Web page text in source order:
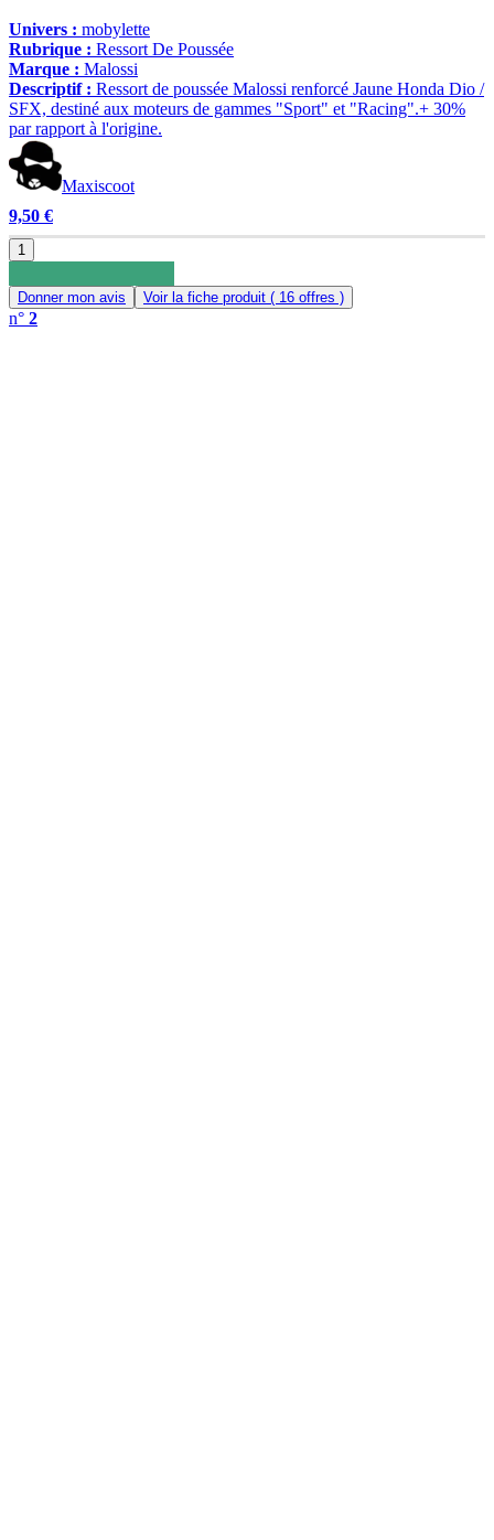
Univers : mobylette
Rubrique : Ressort De Poussée
Marque : Malossi
Descriptif : Ressort de poussée Malossi renforcé Jaune Honda Dio /
SFX, destiné aux moteurs de gammes "Sport" et "Racing".+ 30%
par rapport à l'origine.
Maxiscoot
9,50 €
1
Donner mon avis Voir la fiche produit ( 16 offres )
n° 2